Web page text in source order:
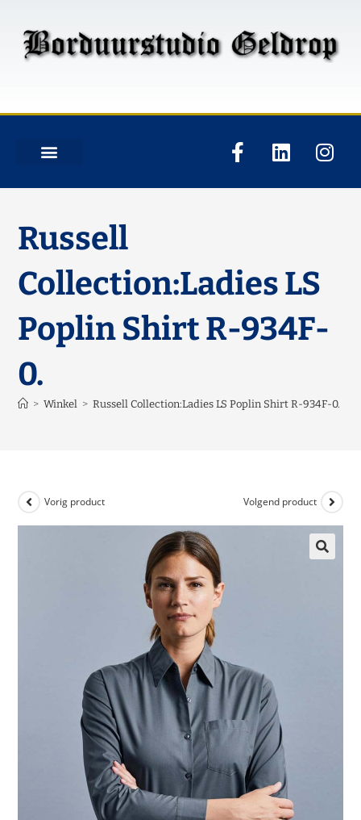
Russell
Collection:Ladies LS
Poplin Shirt R-934F-
0.
> Winkel > Russell Collection:Ladies LS Poplin Shirt R-934F-0.
Vorig product Volgend product